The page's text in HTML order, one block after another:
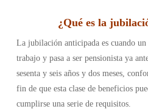
¿Qué es la
La jubilación anticipada es cuando
trabajo y pasa a ser pensionista ya
sesenta y seis años y dos meses,
fin de que esta clase de beneficios
cumplirse una serie de requisitos.